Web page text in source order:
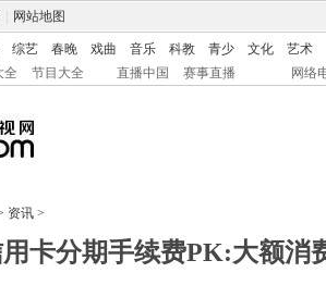
网站地图
综艺 春晚 戏曲 音乐 科教 青少 文化
艺术
全 节目大全 直播中国 赛事直播 网络
资讯 >
用卡分期手续费PK:大额消